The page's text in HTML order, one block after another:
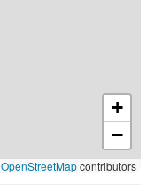
+
−
OpenStreetMapcontributors